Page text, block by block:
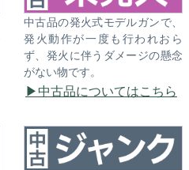
中古品の発火式モデルガンで、
発火動作が一度も行われおら
ず、発火に伴うダメージの懸念
がない物です。
中古品についてはこちら